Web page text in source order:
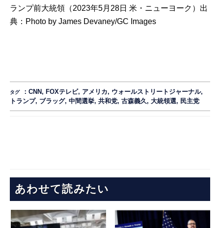
ランプ前大統領（2023年5月28日 米・ニューヨーク）出
典： Photo by James Devaney/GC Images
タグ ：CNN,FOXテレビ, アメリカ, ウォールストリートジャーナル,
トランプ, ブラッグ,中間選挙,共和党,古森義久 ,大統領選, 民主党
あわせて読みたい